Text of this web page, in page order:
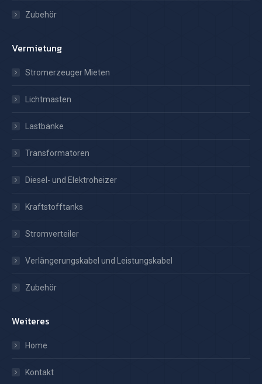
Zubehör
Vermietung
Stromerzeuger Mieten
Lichtmasten
Lastbänke
Transformatoren
Diesel- und Elektroheizer
Kraftstofftanks
Stromverteiler
Verlängerungskabel und Leistungskabel
Zubehör
Weiteres
Home
Kontakt